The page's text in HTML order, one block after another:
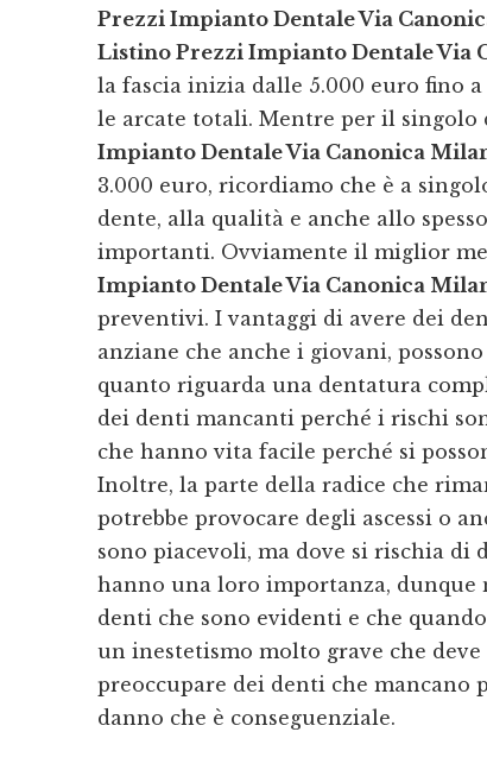
Prezzi Impianto Dentale Via
Listino Prezzi Impianto Dentale Via
la fascia inizia dalle 5.000 euro fino
le arcate totali. Mentre per il singolo
Impianto Dentale Via Canonica
3.000 euro, ricordiamo che è a
dente, alla qualità e anche allo
importanti. Ovviamente il miglior
Impianto Dentale Via Canonica
preventivi. I vantaggi di avere dei
anziane che anche i giovani,
quanto riguarda una dentatura
dei denti mancanti perché i rischi
che hanno vita facile perché si
Inoltre, la parte della radice che
potrebbe provocare degli ascessi o
sono piacevoli, ma dove si rischia
hanno una loro importanza, dunque
denti che sono evidenti e che
un inestetismo molto grave che
preoccupare dei denti che
danno che è conseguenziale.